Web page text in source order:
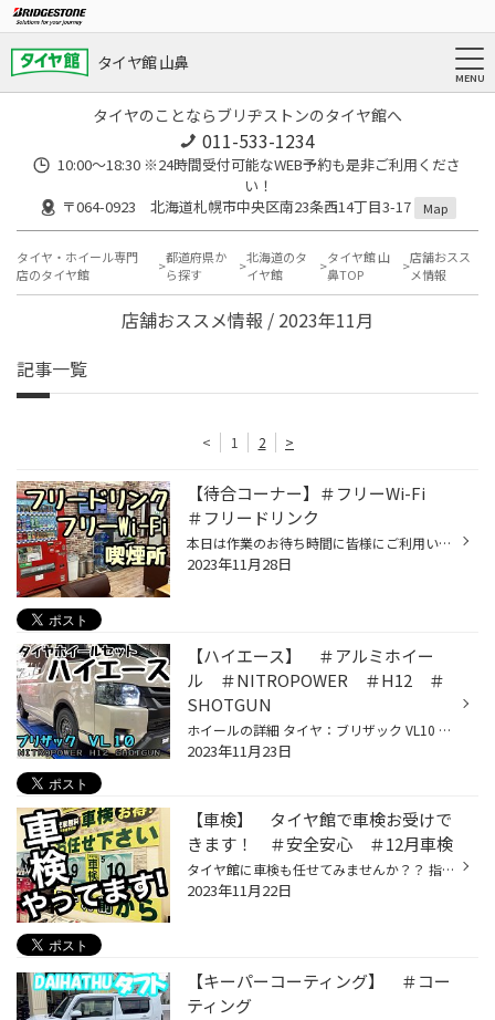
タイヤ館 山鼻
タイヤのことならブリヂストンのタイヤ館へ
011-533-1234
10:00～18:30 ※24時間受付可能なWEB予約も是非ご利用くださ
い！
〒064-0923 北海道札幌市中央区南23条西14丁目3-17
Map
タイヤ・ホイール専門
店のタイヤ館
都道府県か
ら探す
北海道のタ
イヤ館
タイヤ館 山
鼻TOP
店舗おスス
メ情報
店舗おススメ情報 / 2023年11月
記事一覧
< 1 2 >
【待合コーナー】＃フリーWi-Fi
＃フリードリンク
本日は作業のお待ち時間に皆様にご利用いただく ウエイティングスペースのご案内です。 作業のお待ち時間にご自由にご利用くださいませ！ お待ち時間を少しでも快適にお過ごしいただけるように ウエイティングコーナーを充実させております！ セールのご案内 「冬のプレミアムタイヤセール」開催中...
2023年11月28日
【ハイエース】 ＃アルミホイー
ル ＃NITROPOWER ＃H12 ＃
SHOTGUN
ホイールの詳細 タイヤ：ブリザック VL10 195/80R15 107/105L ホイール NITRO POWER H12 SHOTGUN 15X60 6 139.7 33 バッチリ決まってますね！！ ナットも黒で合わせて、ホイールカラーと統一感を！！ セールのお知らせ セール価格から 更にアプリ登録で割引！ いつもよりお安くスタッドレスタイヤが...
2023年11月23日
【車検】 タイヤ館で車検お受けで
きます！ ＃安全安心 ＃12月車検
タイヤ館に車検も任せてみませんか？？ 指定工場に取次致します！ 交換部品やメンテナンスなどはタイヤ館でも実施致します！ 12月に車検満了の方はお早めに！！！ 代車は無料です！！ ※ご使用分のガソリン補充をお願いしております。 予約になりますので 「車検もタイヤ館に任せてみようかな。」と...
2023年11月22日
【キーパーコーティング】 ＃コー
ティング